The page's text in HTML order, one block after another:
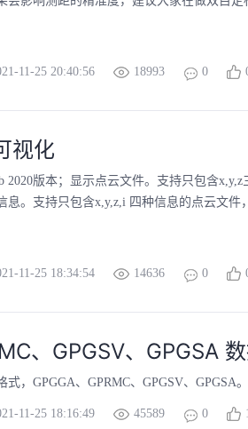
11-25 20:40:56 18993 0
视化
2020版本；显示点云文件。支持只包含
息。支持只包含x,y,z,i 四种信息的点云文件
11-25 18:34:54 14636 0
、GPGSV、GPGSA
，GPGGA、GPRMC、GPGSV、GPGSA。
11-25 18:16:49 45589 0